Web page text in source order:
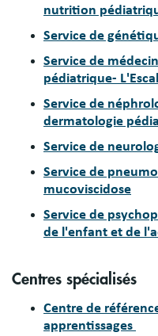
nutrition
Service de
Service de
pédiatrique-
Service de
dermatologie
Service de
Service de
mucoviscidose
Service de
de l'enfant et de
Centres spécialisés
Centre de
apprentissages